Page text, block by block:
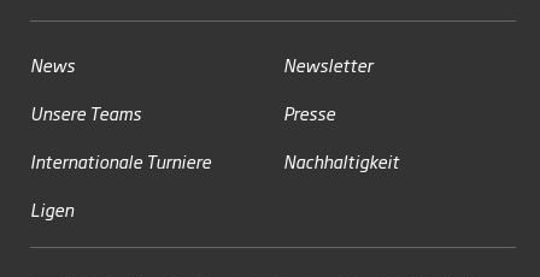
News
Unsere Teams
Internationale Turniere
Ligen
Newsletter
Presse
Nachhaltigkeit